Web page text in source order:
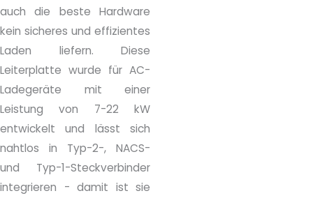
auch die beste Hardware
kein sicheres und effizientes
Laden liefern. Diese
Leiterplatte wurde für AC-
Ladegeräte mit einer
Leistung von 7-22 kW
entwickelt und lässt sich
nahtlos in Typ-2-, NACS-
und Typ-1-Steckverbinder
integrieren - damit ist sie